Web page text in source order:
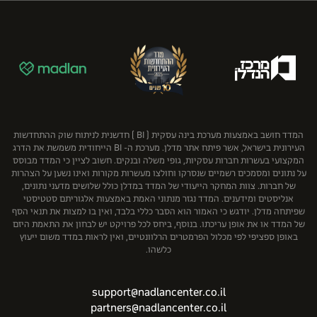
קבוצת יובלים
שיכון ובינוי נדל"ן
רון רודיטי - שמאות מקרקעין בע"מ
המדד חושב באמצעות מערכת בינה עסקית ( BI ) חדשנית לניתוח שוק ההתחדשות
העירונית בישראל, אשר פיתח אתר מדלן. מערכת ה- BI הייחודית משמשת את הדרג
המקצועי בעשרות חברות עסקיות, גופי משלה ובנקים. חשוב לציין כי המדד מבוסס
על נתונים ומסמכים רשמיים שנסרקו וחולצו מעשרות מקורות ואינו נשען על הצהרות
של חברות. צוות המחקר הייעודי של המדד במדלן כולל שלושים מדעני נתונים,
אנליסטים ומידענים. המדד נגזר מנתוני האמת באמצעות אלגוריתם סטטיסטי
שפיתחה מדלן. יודגש כי האמור הוא הסבר כללי בלבד, ואין בו למצות את תנאי הסף
של המדד או את אופן עריכתו. בנוסף, ביחס לכל פרויקט יש לבחון את התאמת היזם
באופן ספציפי לפי מכלול הפרמטרים הרלוונטיים, ואין לראות במדד משום ייעוץ
כלשהו.
support@nadlancenter.co.il
partners@nadlancenter.co.il